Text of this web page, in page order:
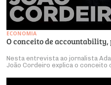
ECONOMIA
O conceito de accountability,
Nesta entrevista ao jornalista
João Cordeiro explica o conceito